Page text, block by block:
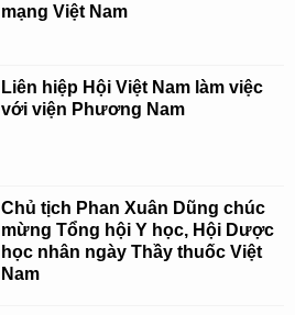
mạng Việt Nam
Liên hiệp Hội Việt Nam làm việc
với viện Phương Nam
Chủ tịch Phan Xuân Dũng chúc
mừng Tổng hội Y học, Hội Dược
học nhân ngày Thầy thuốc Việt
Nam